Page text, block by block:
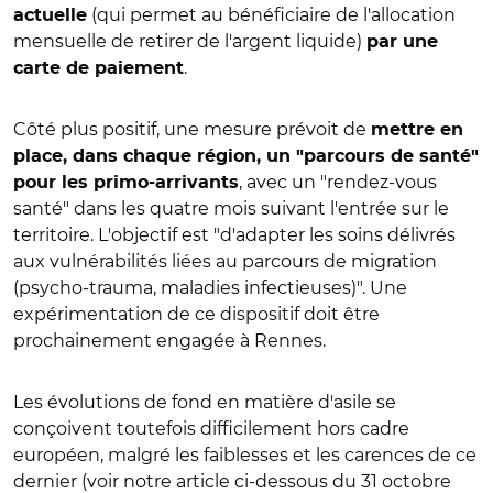
actuelle (qui permet au bénéficiaire de l'allocation
mensuelle de retirer de l'argent liquide) par une
carte de paiement.
Côté plus positif, une mesure prévoit de mettre en
place, dans chaque région, un "parcours de santé"
pour les primo-arrivants, avec un "rendez-vous
santé" dans les quatre mois suivant l'entrée sur le
territoire. L'objectif est "d'adapter les soins délivrés
aux vulnérabilités liées au parcours de migration
(psycho-trauma, maladies infectieuses)". Une
expérimentation de ce dispositif doit être
prochainement engagée à Rennes.
Les évolutions de fond en matière d'asile se
conçoivent toutefois difficilement hors cadre
européen, malgré les faiblesses et les carences de ce
dernier (voir notre article ci-dessous du 31 octobre